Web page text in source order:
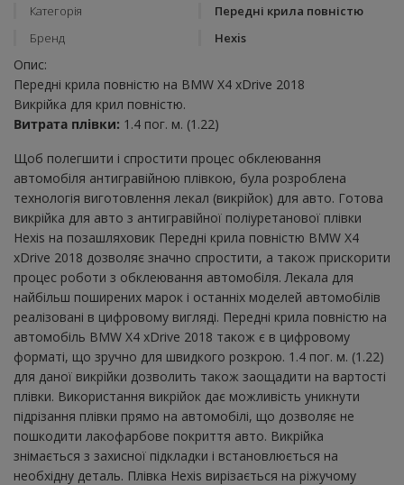
Категорія
Передні крила повністю
Бренд
Hexis
Опис:
Передні крила повністю на BMW X4 xDrive 2018
Викрійка для крил повністю.
Витрата плівки: 1.4 пог. м. (1.22)
Щоб полегшити і спростити процес обклеювання
автомобіля антигравійною плівкою, була розроблена
технологія виготовлення лекал (викрійок) для авто. Готова
викрійка для авто з антигравійної поліуретанової плівки
Hexis на позашляховик Передні крила повністю BMW X4
xDrive 2018 дозволяє значно спростити, а також прискорити
процес роботи з обклеювання автомобіля. Лекала для
найбільш поширених марок і останніх моделей автомобілів
реалізовані в цифровому вигляді. Передні крила повністю на
автомобіль BMW X4 xDrive 2018 також є в цифровому
форматі, що зручно для швидкого розкрою. 1.4 пог. м. (1.22)
для даної викрійки дозволить також заощадити на вартості
плівки. Використання викрійок дає можливість уникнути
підрізання плівки прямо на автомобілі, що дозволяє не
пошкодити лакофарбове покриття авто. Викрійка
знімається з захисної підкладки і встановлюється на
необхідну деталь. Плівка Hexis вирізається на ріжучому